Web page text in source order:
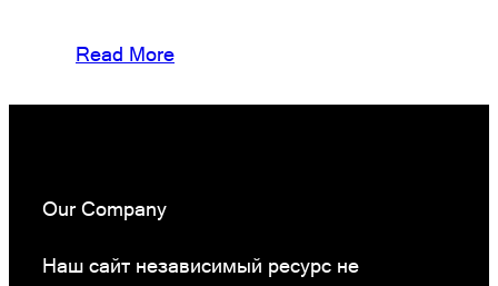
Read More
Our Company
Наш сайт независимый ресурс не